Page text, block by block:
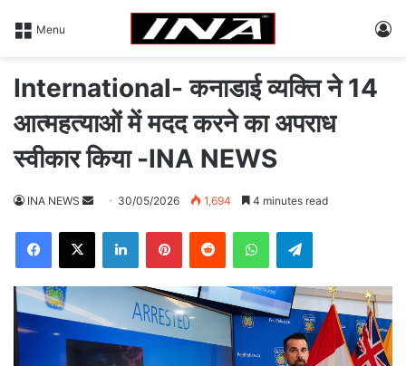
Menu
International- कनाडाई व्यक्ति ने 14
आत्महत्याओं में मदद करने का अपराध
स्वीकार किया -INA NEWS
INA NEWS
d
a
m
30/05/2026 1,694 4 minutes read